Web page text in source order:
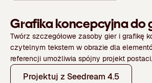
Grafika koncepcyjna do
Twórz szczegółowe zasoby gier i grafikę
czytelnym tekstem w obrazie dla
referencji umożliwia spójny projekt postaci.
Projektuj z Seedream 4.5